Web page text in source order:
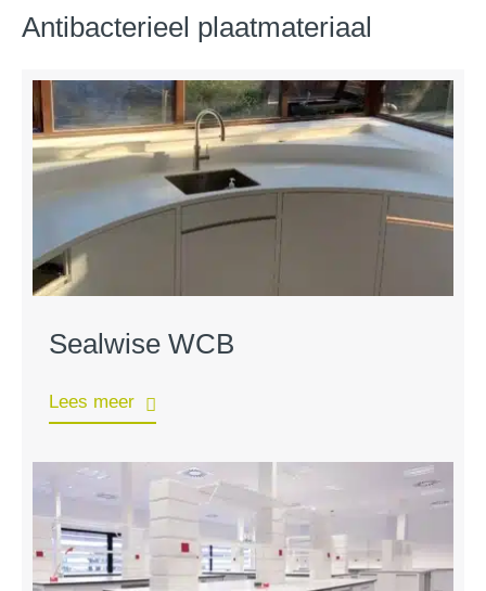
Antibacterieel plaatmateriaal
Sealwise WCB
Lees meer